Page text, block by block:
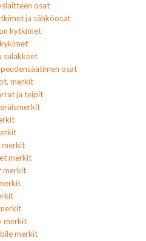
osat
ja sähköosat
kytkimet
sulakkeet
osat
merkit
ja teipit
merkit
merkit
merkit
merkit
merkit